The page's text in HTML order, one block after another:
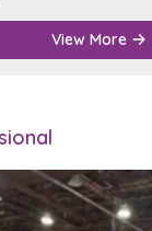
View More